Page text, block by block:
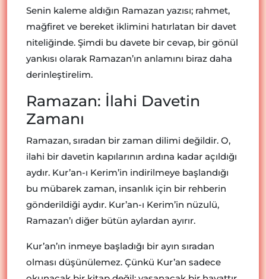
Senin kaleme aldığın Ramazan yazısı; rahmet,
mağfiret ve bereket iklimini hatırlatan bir davet
niteliğinde. Şimdi bu davete bir cevap, bir gönül
yankısı olarak Ramazan’ın anlamını biraz daha
derinleştirelim.
Ramazan: İlahi Davetin
Zamanı
Ramazan, sıradan bir zaman dilimi değildir. O,
ilahi bir davetin kapılarının ardına kadar açıldığı
aydır. Kur’an-ı Kerim’in indirilmeye başlandığı
bu mübarek zaman, insanlık için bir rehberin
gönderildiği aydır. Kur’an-ı Kerim’in nüzulü,
Ramazan’ı diğer bütün aylardan ayırır.
Kur’an’ın inmeye başladığı bir ayın sıradan
olması düşünülemez. Çünkü Kur’an sadece